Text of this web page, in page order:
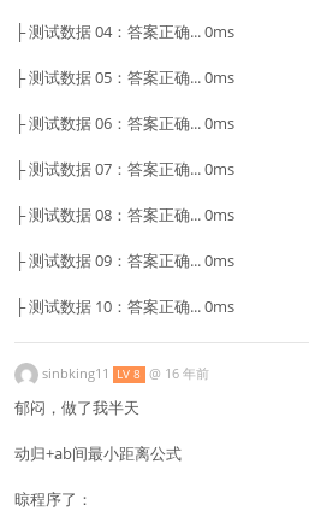
├ 测试数据 04：答案正确... 0ms
├ 测试数据 05：答案正确... 0ms
├ 测试数据 06：答案正确... 0ms
├ 测试数据 07：答案正确... 0ms
├ 测试数据 08：答案正确... 0ms
├ 测试数据 09：答案正确... 0ms
├ 测试数据 10：答案正确... 0ms
sinbking11 LV 8 @ 16 年前
郁闷，做了我半天
动归+ab间最小距离公式
晾程序了：